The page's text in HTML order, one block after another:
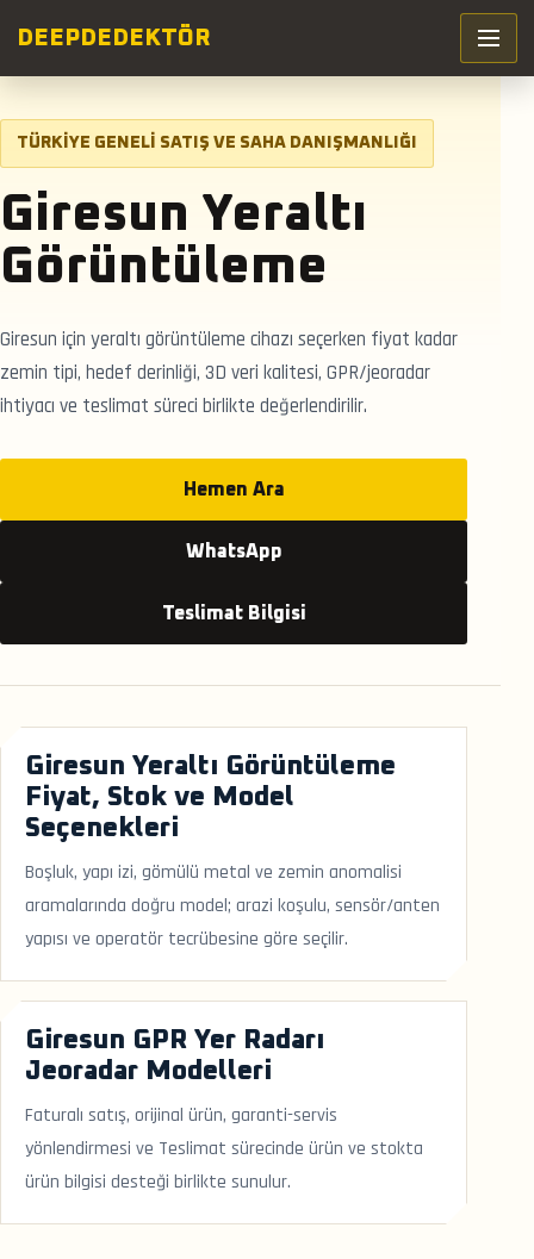
DEEP DEDEKTÖR
TÜRKIYE GENELI SATIŞ VE SAHA DANIŞMANLIĞI
Giresun Yeraltı
Görüntüleme
Giresun için yeraltı görüntüleme cihazı seçerken fiyat kadar
zemin tipi, hedef derinliği, 3D veri kalitesi, GPR/jeoradar
ihtiyacı ve teslimat süreci birlikte değerlendirilir.
Hemen Ara
WhatsApp
Teslimat Bilgisi
Giresun Yeraltı Görüntüleme
Fiyat, Stok ve Model
Seçenekleri
Boşluk, yapı izi, gömülü metal ve zemin anomalisi
aramalarında doğru model; arazi koşulu, sensör/anten
yapısı ve operatör tecrübesine göre seçilir.
Giresun GPR Yer Radarı
Jeoradar Modelleri
Faturalı satış, orijinal ürün, garanti-servis
yönlendirmesi ve Teslimat sürecinde ürün ve stokta
ürün bilgisi desteği birlikte sunulur.